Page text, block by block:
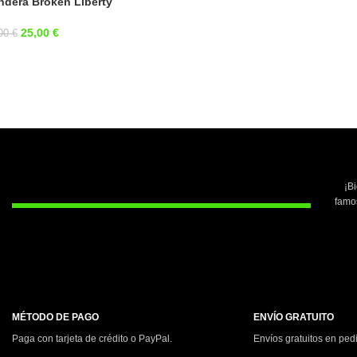
€ 25,00€
MÉTODO DE PAGO
Paga con tarjeta de crédito o PayPal.
ENVÍO GRATUITO
Envíos gratuitos en